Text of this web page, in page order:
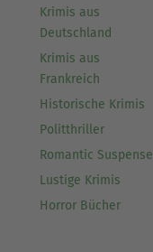
Krimis aus
Deutschland
Krimis aus
Frankreich
Historische Krimis
Politthriller
Romantic Suspense
Lustige Krimis
Horror Bücher